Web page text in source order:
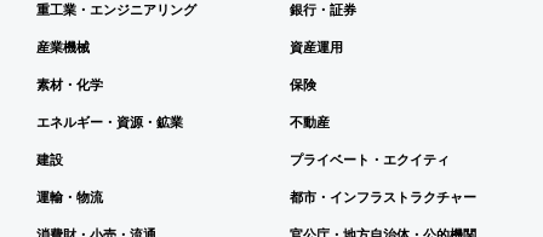
重工業・エンジニアリング
産業機械
素材・化学
エネルギー・資源・鉱業
建設
運輸・物流
銀行・証券
資産運用
保険
不動産
プライベート・エクイティ
都市・インフラストラクチャー